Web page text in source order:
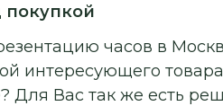
покупкой
часов в
интересующего
Для Вас так же есть